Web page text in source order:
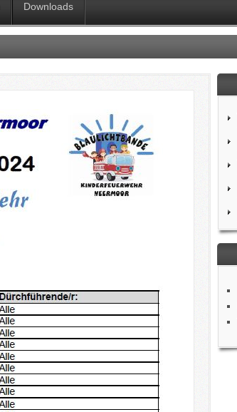
Downloads